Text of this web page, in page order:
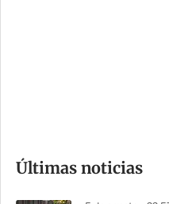
m
Últimas noticias